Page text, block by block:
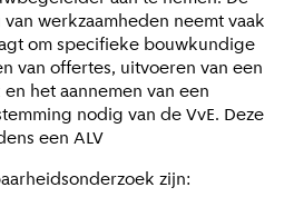
werkzaamheden neemt vaak
om specifieke bouwkundige
van offertes, uitvoeren van een
het aannemen van een
nodig van de VvE. Deze
een ALV
zijn: